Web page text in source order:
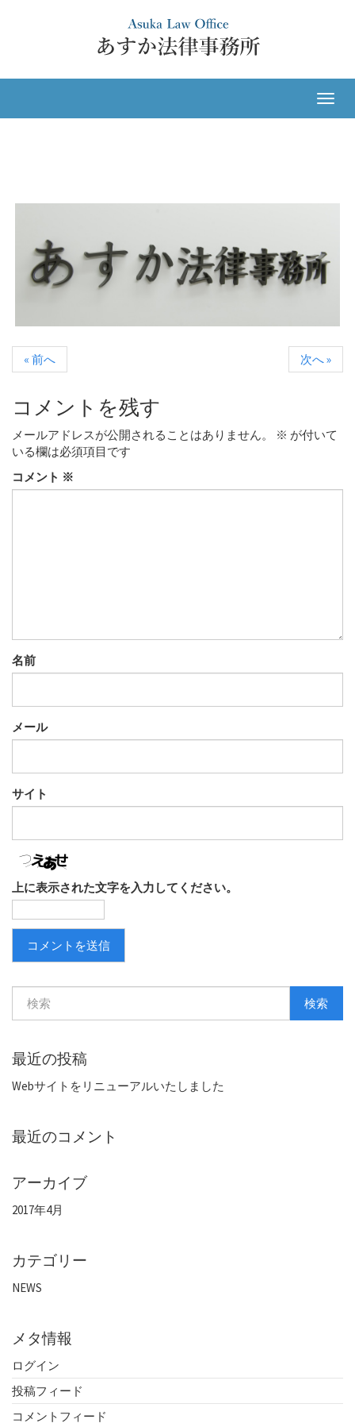
ナ
ビ
ン
« 前へ 次へ »
コメントを残す
メールアドレスが公開されることはありません。 ※ が付いて
いる欄は必須項目です
コメント ※
名前
メール
サイト
上に表示された文字を入力してください。
検索
最近の投稿
Webサイトをリニューアルいたしました
最近のコメント
アーカイブ
2017年4月
カテゴリー
NEWS
メタ情報
ログイン
投稿フィード
コメントフィード